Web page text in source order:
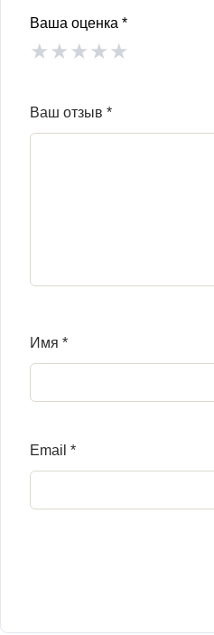
Ваша оценка *
★★★★★
Ваш отзыв *
Имя *
Email *